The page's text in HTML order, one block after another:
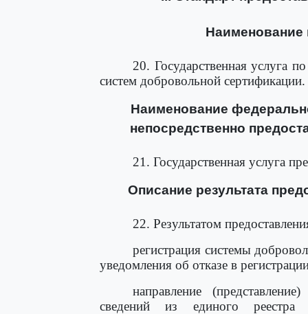
Наименование
20. Государственная услуга
систем добровольной сертификации.
Наименование
непосредственно
21. Государственная услуга
Описание результата
22. Результатом
регистрация системы
уведомления об отказе в
направление
сведений из единого реестра